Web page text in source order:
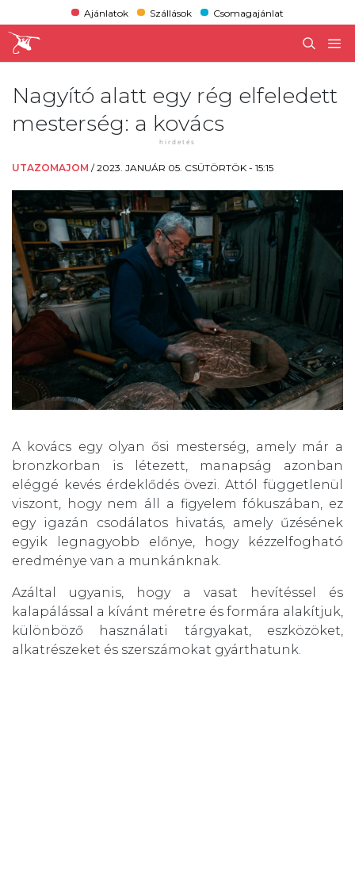
Ajánlatok Szállások Csomagajánlat
Nagyító alatt egy rég elfeledett
mesterség: a kovács
UTAZOMAJOM /2023. JANUÁR 05. CSÜTÖRTÖK - 15:15
A kovács egy olyan ősi mesterség, amely már a
bronzkorban is létezett, manapság azonban
eléggé kevés érdeklődés övezi. Attól függetlenül
viszont, hogy nem áll a figyelem fókuszában, ez
egy igazán csodálatos hivatás, amely űzésének
egyik legnagyobb előnye, hogy kézzelfogható
eredménye van a munkánknak.
Azáltal ugyanis, hogy a vasat hevítéssel és
kalapálással a kívánt méretre és formára alakítjuk,
különböző használati tárgyakat, eszközöket,
alkatrészeket és szerszámokat gyárthatunk.